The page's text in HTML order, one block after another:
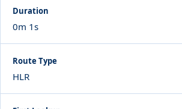
Duration
0m 1s
Route Type
HLR